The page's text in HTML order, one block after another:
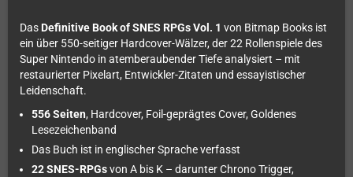
Das Definitive Book of SNES RPGs Vol. 1 von Bitmap Books ist
ein über 550-seitiger Hardcover-Wälzer, der 22 Rollenspiele des
Super Nintendo in atemberaubender Tiefe analysiert – mit
restaurierter Pixelart, Entwickler-Zitaten und essayistischer
Leidenschaft.
556 Seiten, Hardcover, Foil-geprägtes Cover, Goldenes
Lesezeichenband
Das Buch ist in englischer Sprache verfasst
22 SNES-RPGsvon A bis K – darunter Chrono Trigger,